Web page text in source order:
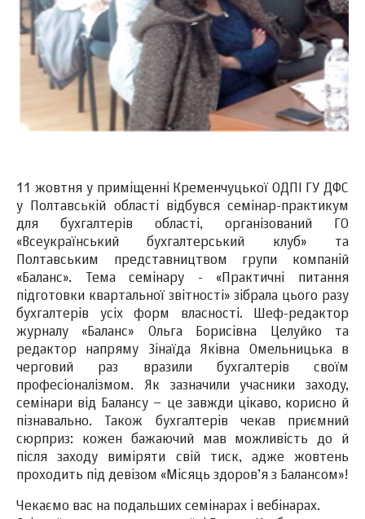
11 жовтня у приміщенні Кременчуцької ОДПІ ГУ ДФС
у Полтавській області відбувся семінар-практикум
для бухгалтерів області, організований ГО
«Всеукраїнський бухгалтерський клуб» та
Полтавським представництвом групи компаній
«Баланс». Тема семінару - «Практичні питання
підготовки квартальної звітності» зібрала цього разу
бухгалтерів усіх форм власності. Шеф-редактор
журналу «Баланс» Ольга Борисівна Целуйко та
редактор напряму Зінаїда Яківна Омельницька в
черговий раз вразили бухгалтерів своїм
професіоналізмом. Як зазначили учасники заходу,
семінари від Балансу – це завжди цікаво, корисно й
пізнавально. Також бухгалтерів чекав приємний
сюрприз: кожен бажаючий мав можливість до й
після заходу виміряти свій тиск, адже жовтень
проходить під девізом «Місяць здоров’я з Балансом»!
Чекаємо вас на подальших семінарах і вебінарах.